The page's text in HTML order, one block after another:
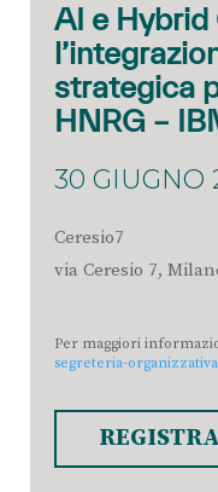
AI e Hybrid
strategica
HNRG –
30 GIUGNO
Ceresio7
via Ceresio 7,
Per maggiori
segreteria-